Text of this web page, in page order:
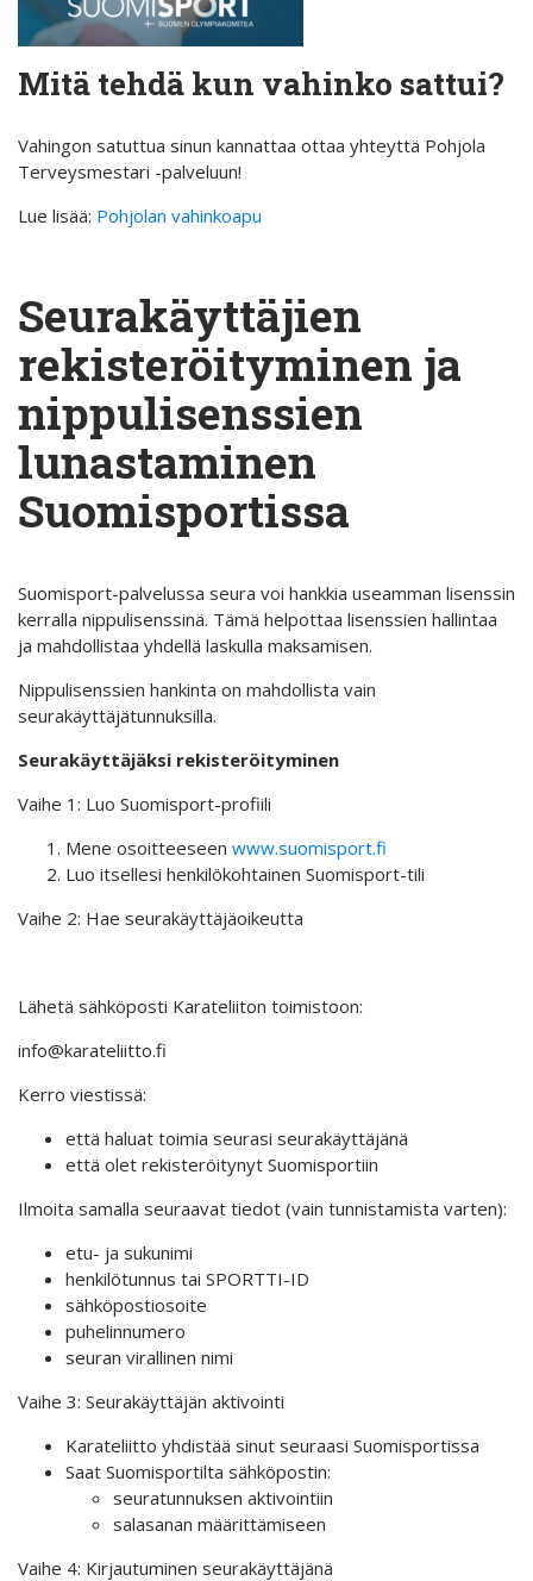
Mitä tehdä kun vahinko sattui?
Vahingon satuttua sinun kannattaa ottaa yhteyttä Pohjola
Terveysmestari -palveluun!
Lue lisää: Pohjolan vahinkoapu
Seurakäyttäjien
rekisteröityminen ja
nippulisenssien
lunastaminen
Suomisportissa
Suomisport-palvelussa seura voi hankkia useamman lisenssin
kerralla nippulisenssinä. Tämä helpottaa lisenssien hallintaa
ja mahdollistaa yhdellä laskulla maksamisen.
Nippulisenssien hankinta on mahdollista vain
seurakäyttäjätunnuksilla.
Seurakäyttäjäksi rekisteröityminen
Vaihe 1: Luo Suomisport-profiili
Mene osoitteeseen www.suomisport.fi
Luo itsellesi henkilökohtainen Suomisport-tili
Vaihe 2: Hae seurakäyttäjäoikeutta
Lähetä sähköposti Karateliiton toimistoon:
info@karateliitto.fi
Kerro viestissä:
että haluat toimia seurasi seurakäyttäjänä
että olet rekisteröitynyt Suomisportiin
Ilmoita samalla seuraavat tiedot (vain tunnistamista varten):
etu- ja sukunimi
henkilötunnus tai SPORTTI-ID
sähköpostiosoite
puhelinnumero
seuran virallinen nimi
Vaihe 3: Seurakäyttäjän aktivointi
Karateliitto yhdistää sinut seuraasi Suomisportissa
Saat Suomisportilta sähköpostin:
seuratunnuksen aktivointiin
salasanan määrittämiseen
Vaihe 4: Kirjautuminen seurakäyttäjänä